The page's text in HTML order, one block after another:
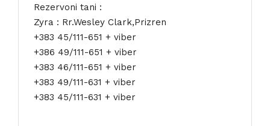
Rezervoni tani :
Zyra : Rr.Wesley Clark,Prizren
+383 45/111-651 + viber
+386 49/111-651 + viber
+383 46/111-651 + viber
+383 49/111-631 + viber
+383 45/111-631 + viber